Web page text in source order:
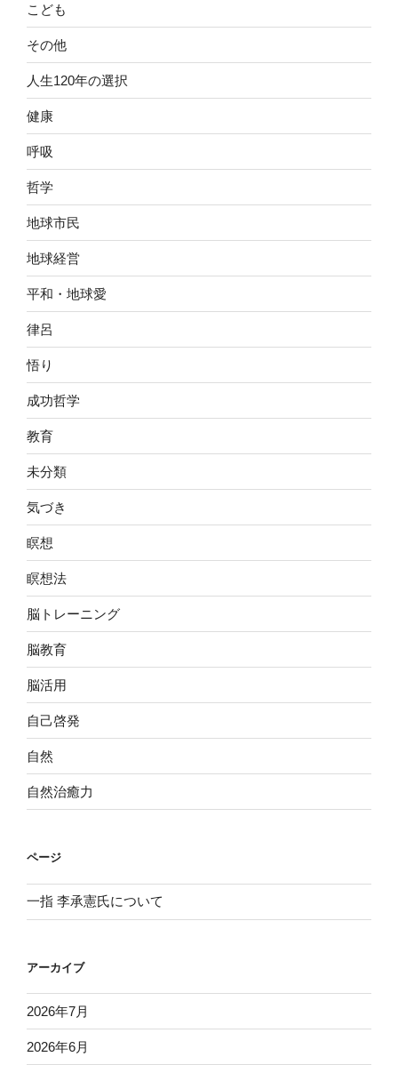
こども
その他
人生120年の選択
健康
呼吸
哲学
地球市民
地球経営
平和・地球愛
律呂
悟り
成功哲学
教育
未分類
気づき
瞑想
瞑想法
脳トレーニング
脳教育
脳活用
自己啓発
自然
自然治癒力
ページ
一指 李承憲氏について
アーカイブ
2026年7月
2026年6月